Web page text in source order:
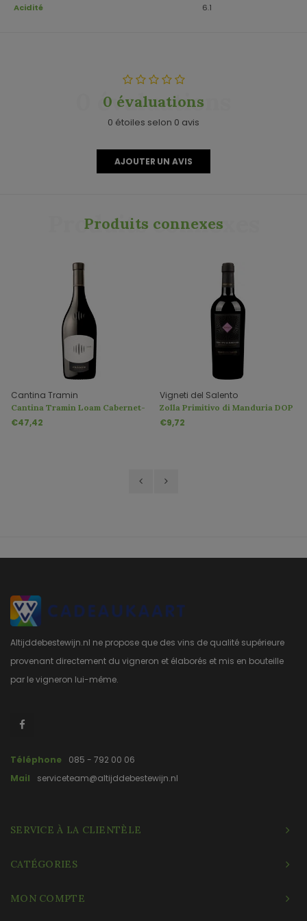
Acidité 6.1
0 évaluations
0 évaluations
0 étoiles selon 0 avis
AJOUTER UN AVIS
Produits connexes
Produits connexes
Cantina Tramin
Cantina Tramin Loam Cabernet-
Merlot Riserva
€47,42
Vigneti del Salento
Zolla Primitivo di Manduria DOP
€9,72
Altijddebestewijn.nl ne propose que des vins de qualité supérieure
provenant directement du vigneron et élaborés et mis en bouteille
par le vigneron lui-même.
Téléphone
085 - 792 00 06
Mail
serviceteam@altijddebestewijn.nl
SERVICE À LA CLIENTÈLE
CATÉGORIES
MON COMPTE